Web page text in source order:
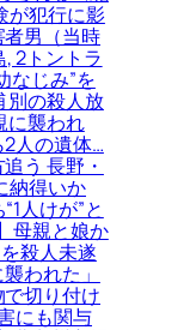
が犯行に影
男（当時
, 2トントラ
なじみ”を
別の殺人放
に襲われ
人の遺体…
う 長野・
納得いか
人けが”と
母親と娘か
殺人未遂
われた」
切り付け
にも関与